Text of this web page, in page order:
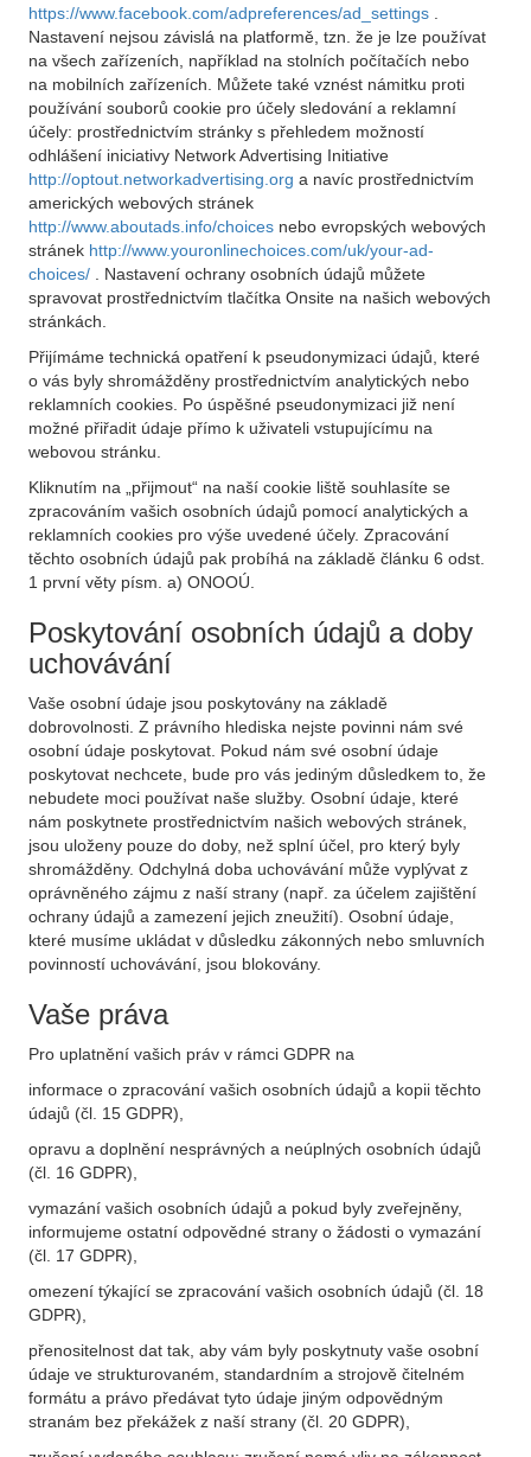
https://www.facebook.com/adpreferences/ad_settings
Nastavení nejsou závislá na platformě, tzn. že je lze používat
na všech zařízeních, například na stolních počítačích nebo
na mobilních zařízeních. Můžete také vznést námitku proti
používání souborů cookie pro účely sledování a reklamní
účely: prostřednictvím stránky s přehledem možností
odhlášení iniciativy Network Advertising Initiative
http://optout.networkadvertising.org a navíc prostřednictvím
amerických webových stránek
http://www.aboutads.info/choices nebo evropských webových
stránek http://www.youronlinechoices.com/uk/your-ad-
choices/
. Nastavení ochrany osobních údajů můžete
spravovat prostřednictvím tlačítka Onsite na našich webových
stránkách.
Přijímáme technická opatření k pseudonymizaci údajů, které
o vás byly shromážděny prostřednictvím analytických nebo
reklamních cookies. Po úspěšné pseudonymizaci již není
možné přiřadit údaje přímo k uživateli vstupujícímu na
webovou stránku.
Kliknutím na „přijmout“ na naší cookie liště souhlasíte se
zpracováním vašich osobních údajů pomocí analytických a
reklamních cookies pro výše uvedené účely. Zpracování
těchto osobních údajů pak probíhá na základě článku 6 odst.
1 první věty písm. a) ONOOÚ.
Poskytování osobních údajů a doby
uchovávání
Vaše osobní údaje jsou poskytovány na základě
dobrovolnosti. Z právního hlediska nejste povinni nám své
osobní údaje poskytovat. Pokud nám své osobní údaje
poskytovat nechcete, bude pro vás jediným důsledkem to, že
nebudete moci používat naše služby. Osobní údaje, které
nám poskytnete prostřednictvím našich webových stránek,
jsou uloženy pouze do doby, než splní účel, pro který byly
shromážděny. Odchylná doba uchovávání může vyplývat z
oprávněného zájmu z naší strany (např. za účelem zajištění
ochrany údajů a zamezení jejich zneužití). Osobní údaje,
které musíme ukládat v důsledku zákonných nebo smluvních
povinností uchovávání, jsou blokovány.
Vaše práva
Pro uplatnění vašich práv v rámci GDPR na
informace o zpracování vašich osobních údajů a kopii těchto
údajů (čl. 15 GDPR),
opravu a doplnění nesprávných a neúplných osobních údajů
(čl. 16 GDPR),
vymazání vašich osobních údajů a pokud byly zveřejněny,
informujeme ostatní odpovědné strany o žádosti o vymazání
(čl. 17 GDPR),
omezení týkající se zpracování vašich osobních údajů (čl. 18
GDPR),
přenositelnost dat tak, aby vám byly poskytnuty vaše osobní
údaje ve strukturovaném, standardním a strojově čitelném
formátu a právo předávat tyto údaje jiným odpovědným
stranám bez překážek z naší strany (čl. 20 GDPR),